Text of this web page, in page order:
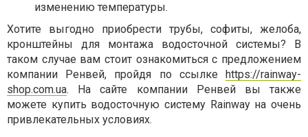
изменению температуры.
Хотите выгодно приобрести трубы, софиты, желоба,
кронштейны для монтажа водосточной системы? В
таком случае вам стоит ознакомиться с предложением
компании Ренвей, пройдя по ссылке https://rainway-
shop.com.ua. На сайте компании Ренвей вы также
можете купить водосточную систему Rainway на очень
привлекательных условиях.